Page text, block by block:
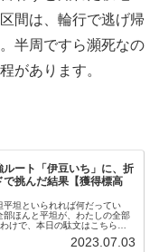
間は、輪行で逃げ帰
半周ですら瀕死なの
があります。
ート「伊豆いち」に、折
で挑んだ結果【獲得標高
坦といられれば何だってい
ほんと平坦が、わたしの全部
けで、本日の駄文はこちら！
2023.07.03